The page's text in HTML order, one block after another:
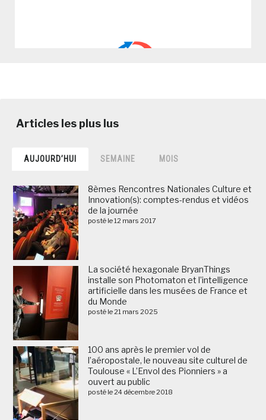
AUJOURD’HUI SEMAINE MOIS
8èmes Rencontres Nationales Culture et
Innovation(s): comptes-rendus et vidéos
de la journée
posté le 12 mars 2017
La société hexagonale BryanThings
installe son Photomaton et l’intelligence
artificielle dans les musées de France et
du Monde
posté le 21 mars 2025
100 ans après le premier vol de
l’aéropostale, le nouveau site culturel de
Toulouse « L’Envol des Pionniers » a
ouvert au public
posté le 24 décembre 2018